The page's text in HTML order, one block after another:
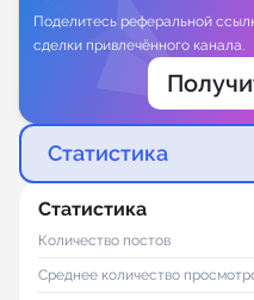
Поделитесь реферальной
сделки привлечённого канала.
Статистика
Статистика
Количество постов
Среднее количество